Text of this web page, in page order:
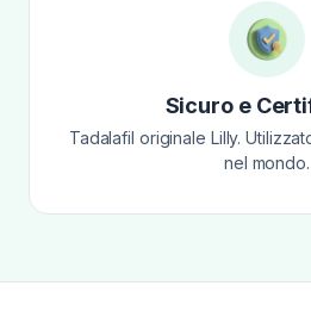
Sicuro e
Tadalafil originale Lilly.
nel mondo.